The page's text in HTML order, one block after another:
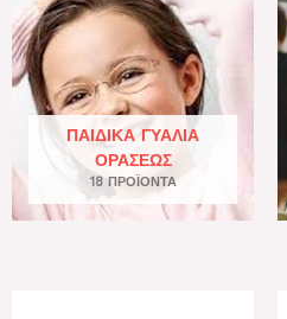
ΠΑΙΔΙΚΆ ΓΥΑΛΙΆ
ΟΡΆΣΕΩΣ
18 ΠΡΟΪΌΝΤΑ